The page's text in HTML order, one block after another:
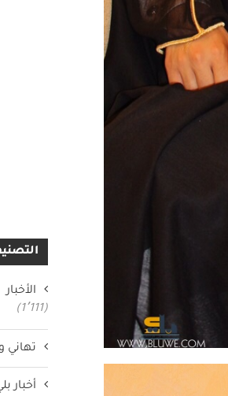
الأخبار
(1٬111)
تهاني
أخبار